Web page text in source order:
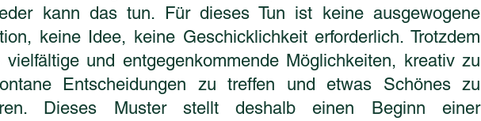
kann das tun. Für dieses Tun ist keine ausgewogene
keine Idee, keine Geschicklichkeit erforderlich. Trotzdem
vielfältige und entgegenkommende Möglichkeiten, kreativ zu
Entscheidungen zu treffen und etwas Schönes zu
Dieses Muster stellt deshalb einen Beginn einer